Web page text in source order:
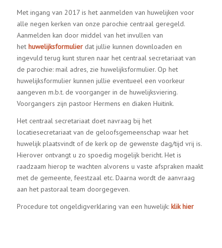
Met ingang van 2017 is het aanmelden van huwelijken voor
alle negen kerken van onze parochie centraal geregeld.
Aanmelden kan door middel van het invullen van
het huwelijksformulier dat jullie kunnen downloaden en
ingevuld terug kunt sturen naar het centraal secretariaat van
de parochie: mail adres, zie huwelijksformulier. Op het
huwelijksformulier kunnen jullie eventueel een voorkeur
aangeven m.b.t. de voorganger in de huwelijksviering.
Voorgangers zijn pastoor Hermens en diaken Huitink.
Het centraal secretariaat doet navraag bij het
locatiesecretariaat van de geloofsgemeenschap waar het
huwelijk plaatsvindt of de kerk op de gewenste dag/tijd vrij is.
Hierover ontvangt u zo spoedig mogelijk bericht. Het is
raadzaam hierop te wachten alvorens u vaste afspraken maakt
met de gemeente, feestzaal etc. Daarna wordt de aanvraag
aan het pastoraal team doorgegeven.
Procedure tot ongeldigverklaring van een huwelijk: klik hier